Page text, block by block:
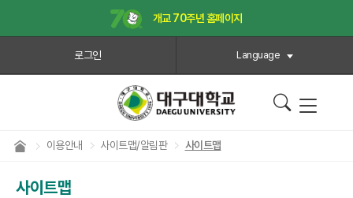
개교 70주년 홈페이지
로그인 Language
이용안내 사이트맵/알림판 사이트맵
사이트맵